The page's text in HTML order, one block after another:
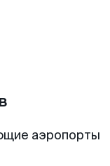
аэропорты